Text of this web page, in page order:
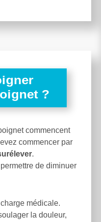
?
commencent
commencer par
.
de diminuer
médicale.
la douleur,